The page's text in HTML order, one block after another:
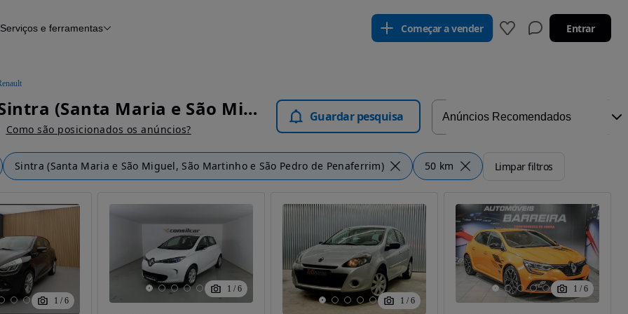
Histórico do veículo
Serviços e ferramentas Começar a vender Entrar
Renault Sintra (Santa Maria e São Miguel, São Martinho e São Pedro de Penaferrim) - Carros
Como são posicionados os anúncios?
Guardar pesquisa
Sintra (Santa Maria e São Miguel, São Martinho e São Pedro de Penaferrim) 50 km Limpar filtros
1 / 6
1 / 6
1 / 6
1 / 6